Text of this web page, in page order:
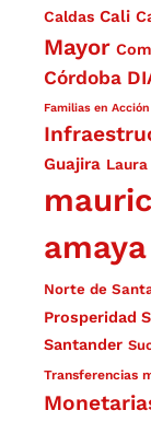
Caldas Cali
Mayor
Córdoba
Familias en Acción
Guajira
amaya
Norte de
Prosperidad
Santander
Transferencias